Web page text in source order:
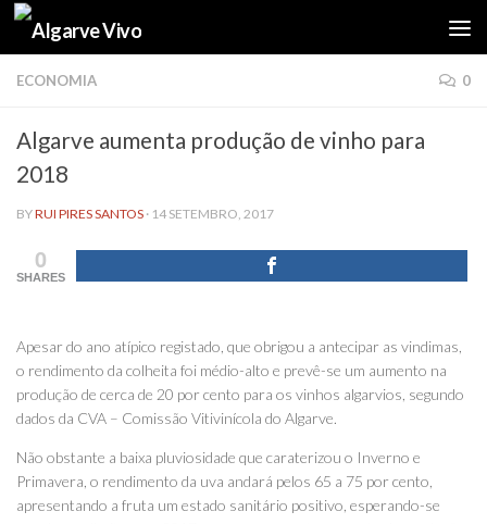
Skip to content
ECONOMIA 0
Algarve aumenta produção de vinho para
2018
BYRUI PIRES SANTOS · 14 SETEMBRO, 2017
0
SHARES
Apesar do ano atípico registado, que obrigou a antecipar as vindimas,
o rendimento da colheita foi médio-alto e prevê-se um aumento na
produção de cerca de 20 por cento para os vinhos algarvios, segundo
dados da CVA – Comissão Vitivinícola do Algarve.
Não obstante a baixa pluviosidade que caraterizou o Inverno e
Primavera, o rendimento da uva andará pelos 65 a 75 por cento,
apresentando a fruta um estado sanitário positivo, esperando-se